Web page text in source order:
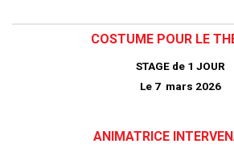
COSTUME POUR LE
STAGE de 1 JOUR
Le 7 mars 2026
ANIMATRICE